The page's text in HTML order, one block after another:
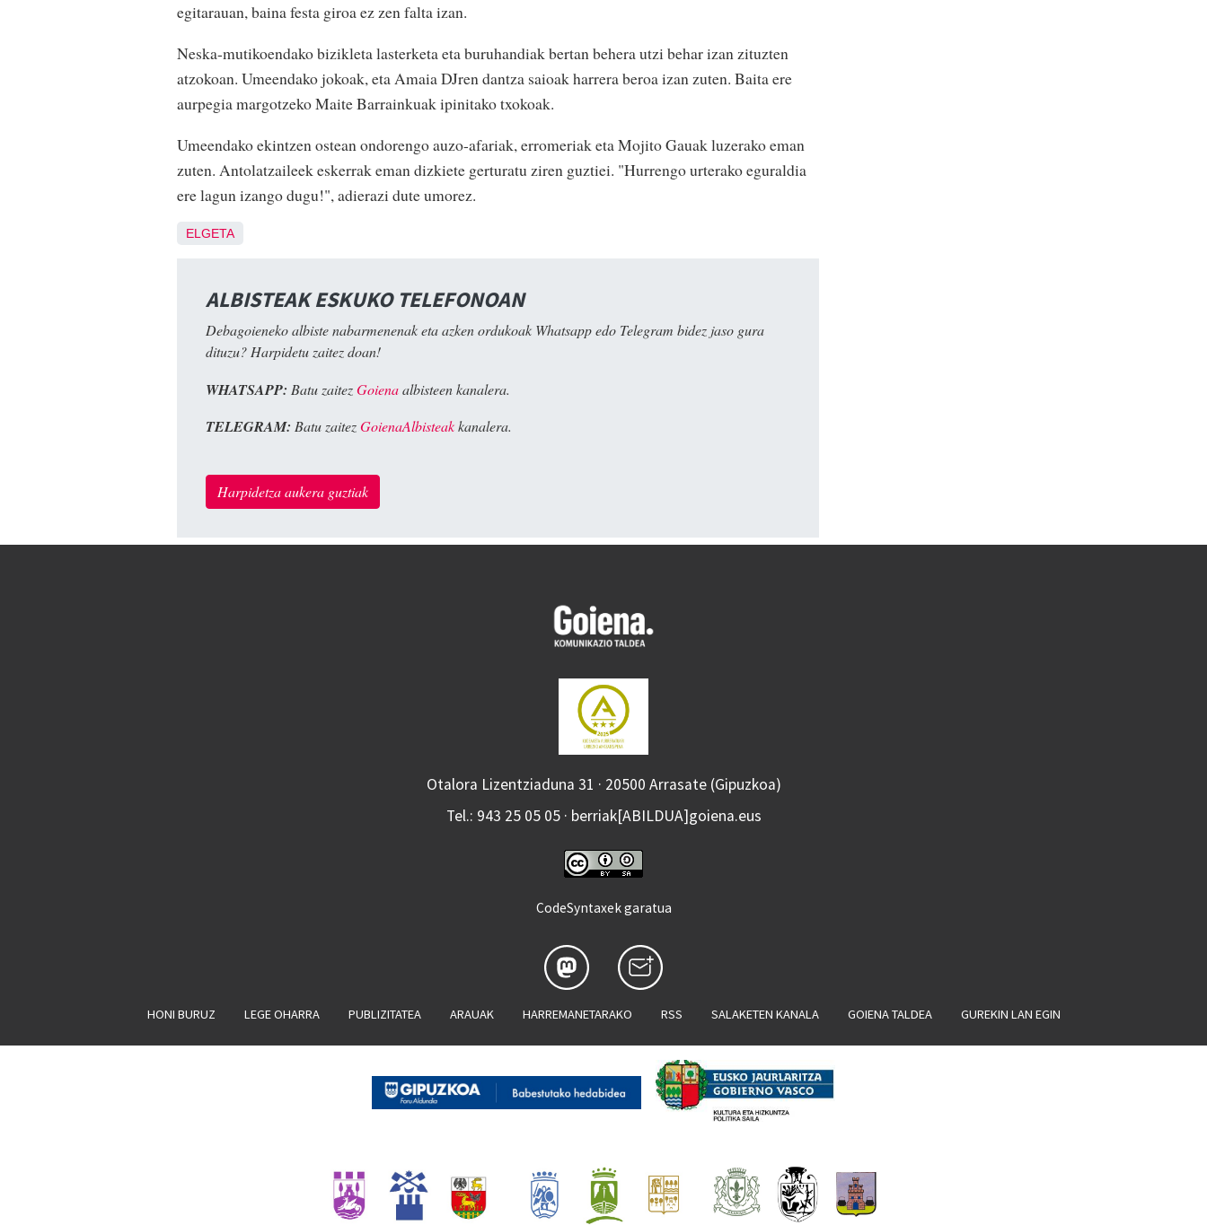
egitarauan, baina festa giroa ez zen falta izan.
Neska-mutikoendako bizikleta lasterketa eta buruhandiak bertan behera utzi behar izan zituzten
atzokoan. Umeendako jokoak, eta Amaia DJren dantza saioak harrera beroa izan zuten. Baita ere
aurpegia margotzeko Maite Barrainkuak ipinitako txokoak.
Umeendako ekintzen ostean ondorengo auzo-afariak, erromeriak eta Mojito Gauak luzerako eman
zuten. Antolatzaileek eskerrak eman dizkiete gerturatu ziren guztiei. "Hurrengo urterako eguraldia
ere lagun izango dugu!", adierazi dute umorez.
ELGETA
ALBISTEAK ESKUKO TELEFONOAN
Debagoieneko albiste nabarmenenak eta azken ordukoak Whatsapp edo Telegram bidez jaso gura
dituzu? Harpidetu zaitez doan!
WHATSAPP: Batu zaitezGoienaalbisteen kanalera.
TELEGRAM: Batu zaitezGoienaAlbisteakkanalera.
Harpidetza aukera guztiak
Otalora Lizentziaduna 31 · 20500 Arrasate (Gipuzkoa)
Tel.: 943 25 05 05 · berriak[ABILDUA]goiena.eus
CodeSyntaxek garatua
HONI BURUZ LEGE OHARRA PUBLIZITATEA ARAUAK HARREMANETARAKO RSS SALAKETEN KANALA GOIENA TALDEA GUREKIN LAN EGIN